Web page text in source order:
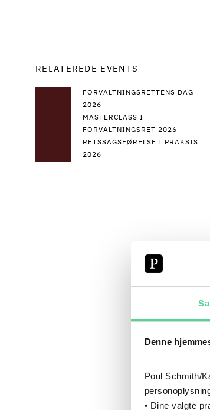
Denne
Poul Schmith/
• Dine valgte
RELATEREDE EVENTS
FORVALTNINGSRETTENS DAG
2026
MASTERCLASS I
FORVALTNINGSRET 2026
RETSSAGSFØRELSE I PRAKSIS
2026